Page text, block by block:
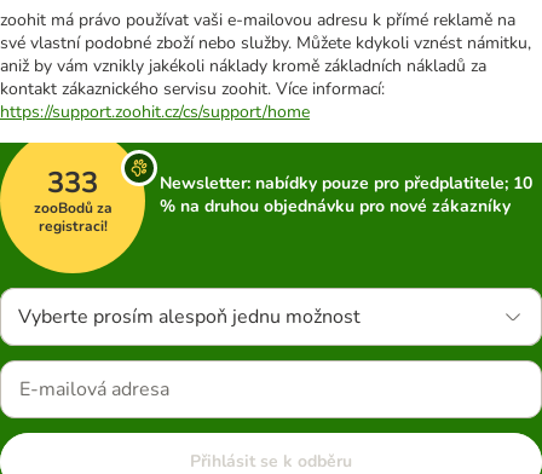
zoohit má právo používat vaši e-mailovou adresu k přímé reklamě na
své vlastní podobné zboží nebo služby. Můžete kdykoli vznést námitku,
aniž by vám vznikly jakékoli náklady kromě základních nákladů za
kontakt zákaznického servisu zoohit. Více informací:
https://support.zoohit.cz/cs/support/home
333
zooBodů za
registraci!
Newsletter: nabídky pouze pro předplatitele; 10
% na druhou objednávku pro nové zákazníky
Vyberte prosím alespoň jednu možnost
Přihlásit se k odběru